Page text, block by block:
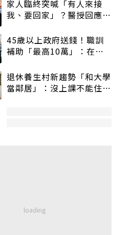
家人臨終突喊「有人來接
我、要回家」？醫授回應方
45歲以上政府送錢！職訓
補助「最高10萬」：在
退休養生村新趨勢「和大學
當鄰居」：沒上課不能住、